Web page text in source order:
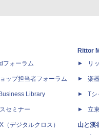
フォーラム
ップ担当者フォーラム
Library
セミナー
（デジタルクロス）
Rittor
リ
楽
T
立
山と溪